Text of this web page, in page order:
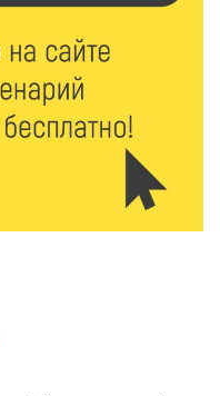
области самые
доходы